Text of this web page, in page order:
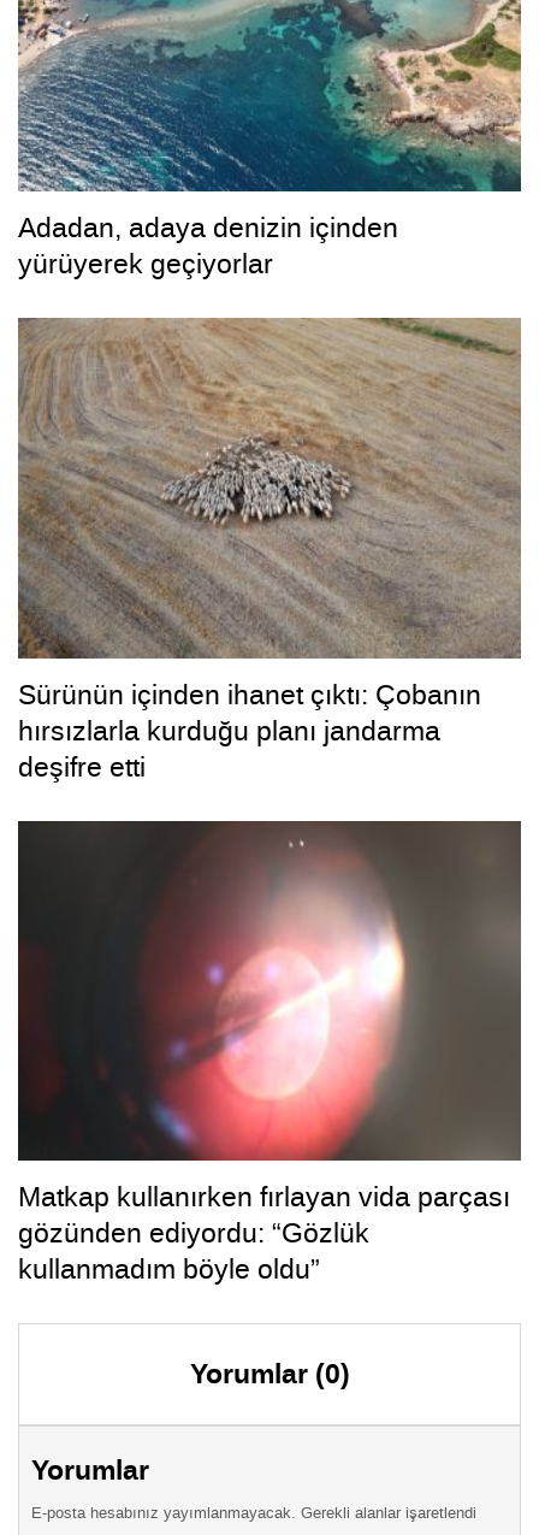
Adadan, adaya denizin içinden
yürüyerek geçiyorlar
Sürünün içinden ihanet çıktı: Çobanın
hırsızlarla kurduğu planı jandarma
deşifre etti
Matkap kullanırken fırlayan vida parçası
gözünden ediyordu: “Gözlük
kullanmadım böyle oldu”
Yorumlar (0)
Yorumlar
E-posta hesabınız yayımlanmayacak. Gerekli alanlar işaretlendi